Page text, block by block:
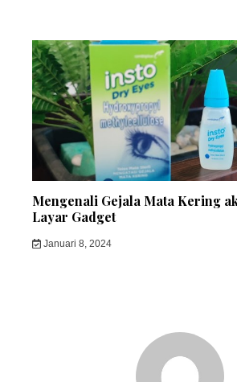
Mengenali Gejala Mata Kering
Layar Gadget
Januari 8, 2024